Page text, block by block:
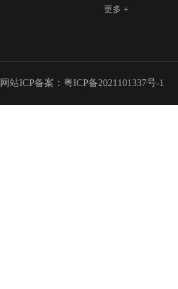
更多 +
网站ICP备案： 粤ICP备2021101337号-1